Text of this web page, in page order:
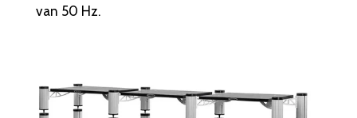
van 50 Hz.